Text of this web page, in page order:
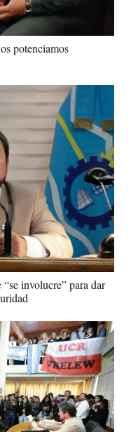
potenciamos
involucre” para dar